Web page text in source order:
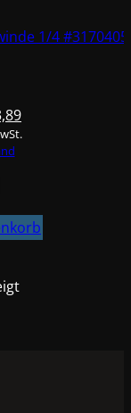
1/4 #3170405
Aktueller
Preis